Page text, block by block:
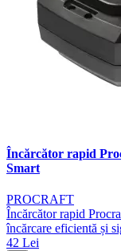
Încărcător rapid
Smart
PROCRAFT
Încărcător rapid
încărcare eficientă și
42 Lei